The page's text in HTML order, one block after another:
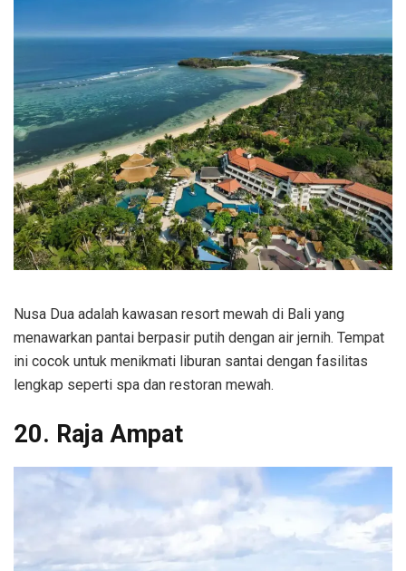
Nusa Dua adalah kawasan resort mewah di Bali yang
menawarkan pantai berpasir putih dengan air jernih. Tempat
ini cocok untuk menikmati liburan santai dengan fasilitas
lengkap seperti spa dan restoran mewah.
20. Raja Ampat